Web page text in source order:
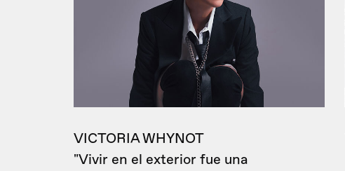
VICTORIA WHYNOT
"Vivir en el exterior fue una